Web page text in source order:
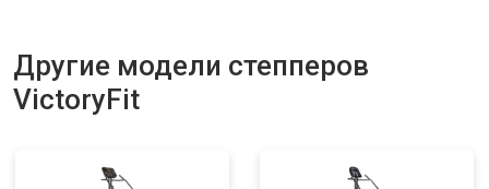
Другие модели степперов
VictoryFit